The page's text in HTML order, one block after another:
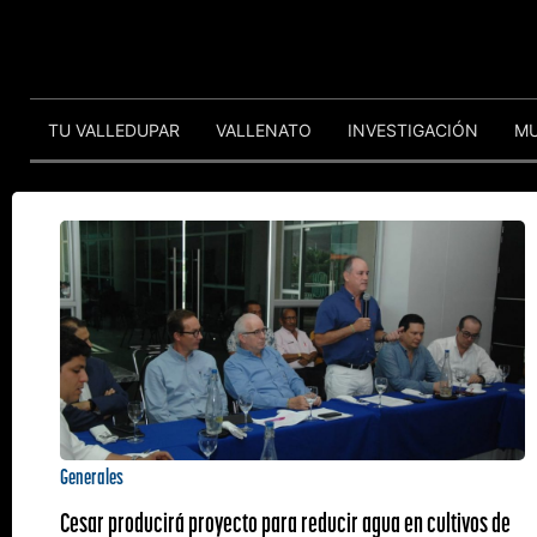
TU VALLEDUPAR VALLENATO INVESTIGACIÓN
Generales
Cesar producirá proyecto para reducir agua en cultivos de